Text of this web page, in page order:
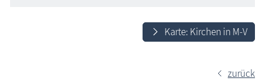
Karte: Kirchen in M-V
zurück